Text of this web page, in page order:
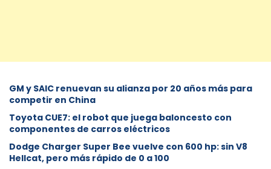
GM y SAIC renuevan su alianza por 20 años más para
competir en China
Toyota CUE7: el robot que juega baloncesto con
componentes de carros eléctricos
Dodge Charger Super Bee vuelve con 600 hp: sin V8
Hellcat, pero más rápido de 0 a 100